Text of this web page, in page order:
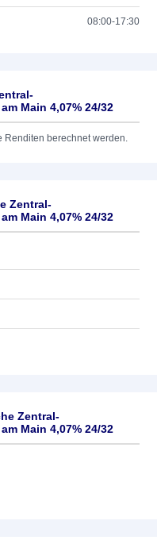
08:00-17:30
Main 4,07% 24/32
Renditen berechnet werden.
Zentral-
Main 4,07% 24/32
Zentral-
Main 4,07% 24/32